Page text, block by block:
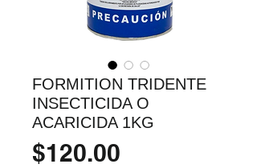
FORMITION TRIDENTE
INSECTICIDA O
ACARICIDA 1KG
$120.00